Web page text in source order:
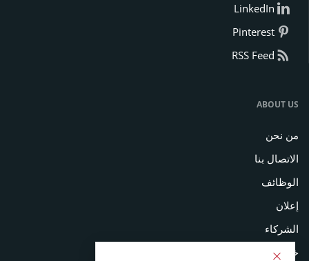
LinkedIn
Pinterest
RSS Feed
ABOUT US
من نحن
الاتصال بنا
الوظائف
إعلان
الشركاء
خريطة الموقع